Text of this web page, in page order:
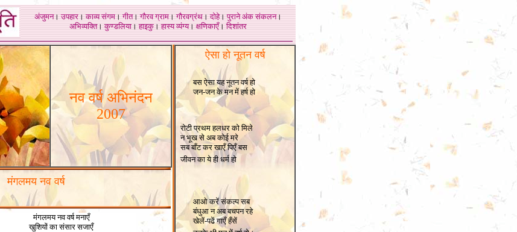
अंजुमन।उपहार।काव्य संगम।गीत।गौरव ग्राम।गौरवग्रंथ।दोहे।पुराने अंक संकलन।
अभिव्यक्ति।कुण्डलिया।हाइकु।हास्य व्यंग्य।क्षणिकाएँ।दिशांतर
नव वर्ष अभिनंदन
2007
मंगलमय नव वर्ष
मंगलमय नव वर्ष मनाएँ
खुशियों का संसार सजाएँ
ऐसा हो नूतन वर्ष
बस ऐसा यह नूतन वर्ष हो
जन-जन के मन में हर्ष हो
रोटी प्रथम हलधर को मिले
न भूख से अब कोई मरे
सब बाँट कर खाएँ पिएँ बस
जीवन का ये ही धर्म हो
1
आओ करें संकल्प सब
बंधुआ न अब बचपन रहे
खेलें-पढें गाएँ हँसें